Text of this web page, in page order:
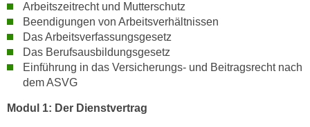
Arbeitszeitrecht und Mutterschutz
Beendigungen von Arbeitsverhältnissen
Das Arbeitsverfassungsgesetz
Das Berufsausbildungsgesetz
Einführung in das Versicherungs- und Beitragsrecht nach
dem ASVG
Modul 1: Der Dienstvertrag
f
"
A
a